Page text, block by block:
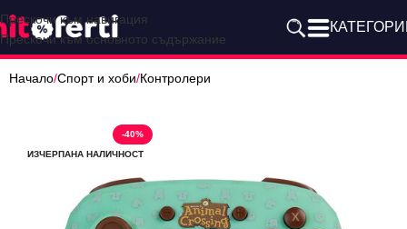
Прескочи към навигация
Прескочи към основното съдържание
Начало/Спорт и хоби/Контролери
-40%
ИЗЧЕРПАНА НАЛИЧНОСТ